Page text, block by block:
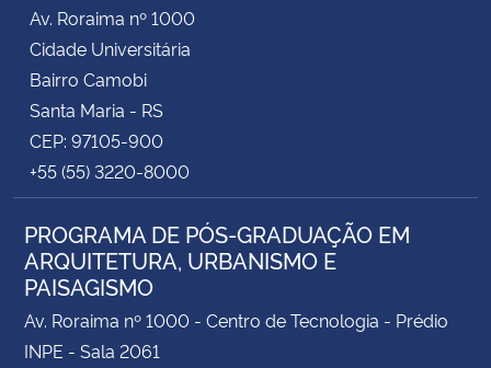
Av. Roraima nº 1000
Cidade Universitária
Bairro Camobi
Santa Maria - RS
CEP: 97105-900
+55 (55) 3220-8000
PROGRAMA DE PÓS-GRADUAÇÃO EM
ARQUITETURA, URBANISMO E
PAISAGISMO
Av. Roraima nº 1000 - Centro de Tecnologia - Prédio
INPE - Sala 2061